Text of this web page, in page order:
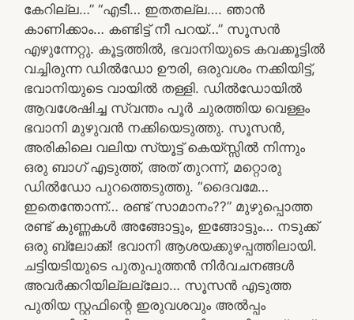
കേറില്ല…” “എടീ… ഇതതല്ല…. ഞാൻ
കാണിക്കാം… കണ്ടിട്ട് നീ പറയ്‌…” സൂസൻ
എഴുന്നേറ്റു. കൂട്ടത്തിൽ, ഭവാനിയുടെ കവക്കൂട്ടിൽ
വച്ചിരുന്ന ഡിൽഡോ ഊരി, ഒരുവശം നക്കിയിട്ട്,
ഭവാനിയുടെ വായിൽ തള്ളി. ഡിൽഡോയിൽ
ആവശേഷിച്ച സ്വന്തം പൂർ ചുരത്തിയ വെള്ളം
ഭവാനി മുഴുവൻ നക്കിയെടുത്തു. സൂസൻ,
അരികിലെ വലിയ സ്യൂട്ട് കെയ്സ്സിൽ നിന്നും
ഒരു ബാഗ് എടുത്ത്, അത് തുറന്ന്, മറ്റൊരു
ഡിൽഡോ പുറത്തെടുത്തു. “ദൈവമേ…
ഇതെന്തോന്ന്… രണ്ട് സാമാനം??” മുഴുപ്പൊത്ത
രണ്ട് കുണ്ണകൾ അങ്ങോട്ടും, ഇങ്ങോട്ടും… നടുക്ക്
ഒരു ബ്ലോക്ക്! ഭവാനി ആശയക്കുഴപ്പത്തിലായി.
ചട്ടിയടിയുടെ പുതുപുത്തൻ നിർവചനങ്ങൾ
അവർക്കറിയില്ലല്ലോ… സൂസൻ എടുത്ത
പുതിയ സ്റ്റഫിന്റെ ഇരുവശവും അൽപ്പം